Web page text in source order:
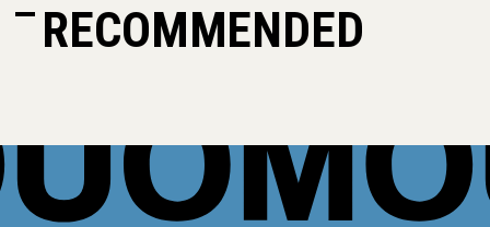
RECOMMENDED